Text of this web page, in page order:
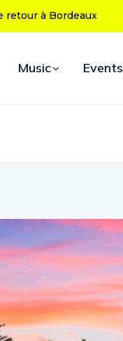
50 ans : le
Music Events